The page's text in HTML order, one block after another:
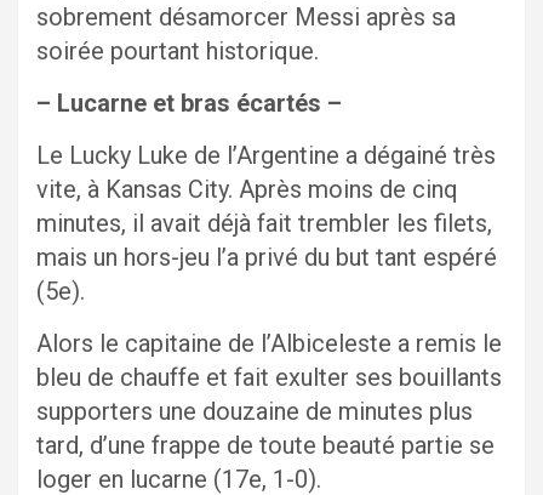
sobrement désamorcer Messi après sa
soirée pourtant historique.
– Lucarne et bras écartés –
Le Lucky Luke de l’Argentine a dégainé très
vite, à Kansas City. Après moins de cinq
minutes, il avait déjà fait trembler les filets,
mais un hors-jeu l’a privé du but tant espéré
(5e).
Alors le capitaine de l’Albiceleste a remis le
bleu de chauffe et fait exulter ses bouillants
supporters une douzaine de minutes plus
tard, d’une frappe de toute beauté partie se
loger en lucarne (17e, 1-0).